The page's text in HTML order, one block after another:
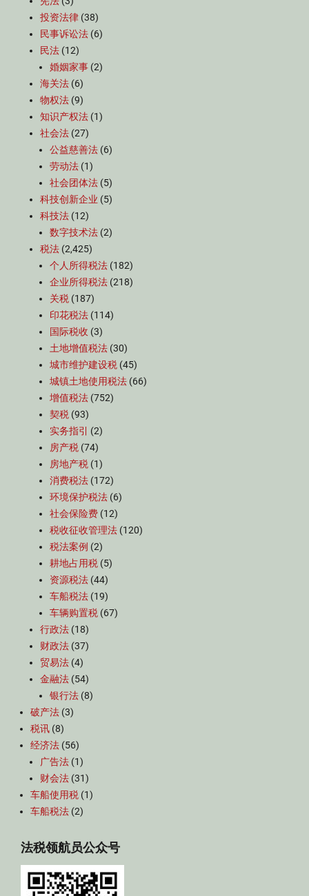
投资法律 (38)
民事诉讼法 (6)
民法 (12)
婚姻家事 (2)
海关法 (6)
物权法 (9)
知识产权法 (1)
社会法 (27)
公益慈善法 (6)
劳动法 (1)
社会团体法 (5)
科技创新企业 (5)
科技法 (12)
数字技术法 (2)
税法 (2,425)
个人所得税法 (182)
企业所得税法 (218)
关税 (187)
印花税法 (114)
国际税收 (3)
土地增值税法 (30)
城市维护建设税 (45)
城镇土地使用税法 (66)
增值税法 (752)
契税 (93)
实务指引
(2)
房产税 (74)
房地产税 (1)
消费税法 (172)
环境保护税法 (6)
社会保险费 (12)
税收征收管理法 (120)
税法案例 (2)
耕地占用税 (5)
资源税法 (44)
车船税法 (19)
车辆购置税 (67)
行政法 (18)
财政法 (37)
贸易法 (4)
金融法 (54)
银行法 (8)
破产法 (3)
税讯 (8)
经济法 (56)
广告法 (1)
财会法 (31)
车船使用税 (1)
车船税法 (2)
法税领航员公众号